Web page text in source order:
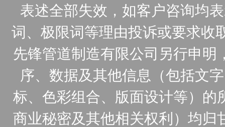
表述全部失效，如客户咨询均
词、极限词等理由投诉或要求收
先锋管道制造有限公司另行申
序、数据及其他信息（包括文
标、色彩组合、版面设计等）的
商业秘密及其他相关权利）均归